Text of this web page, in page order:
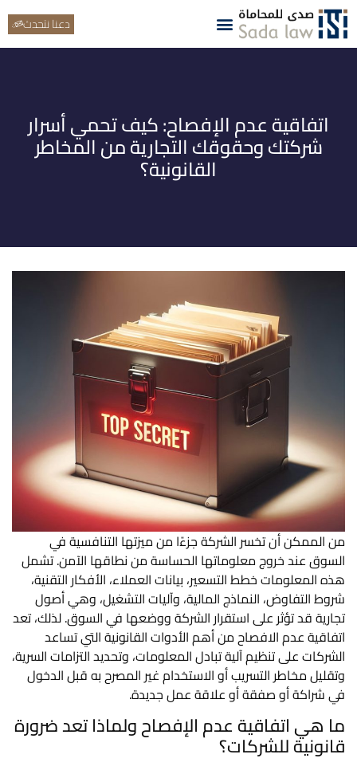
دعنا نتحدث
اتفاقية عدم الإفصاح: كيف تحمي أسرار
شركتك وحقوقك التجارية من المخاطر
القانونية؟
من الممكن أن تخسر الشركة جزءًا من ميزتها التنافسية في
السوق عند خروج معلوماتها الحساسة من نطاقها الآمن. تشمل
هذه المعلومات خطط التسعير، بيانات العملاء، الأفكار التقنية،
شروط التفاوض، النماذج المالية، وآليات التشغيل، وهي أصول
تجارية قد تؤثر على استقرار الشركة ووضعها في السوق. لذلك، تعد
اتفاقية عدم الافصاح من أهم الأدوات القانونية التي تساعد
الشركات على تنظيم آلية تبادل المعلومات، وتحديد التزامات السرية،
وتقليل مخاطر التسريب أو الاستخدام غير المصرح به قبل الدخول
في شراكة أو صفقة أو علاقة عمل جديدة.
ما هي اتفاقية عدم الإفصاح ولماذا تعد ضرورة
قانونية للشركات؟